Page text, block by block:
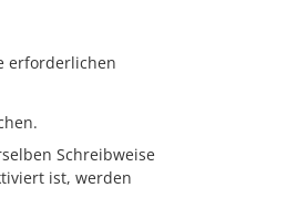
erforderlichen
Schreibweise
ist, werden